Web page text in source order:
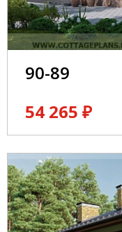
90-89
54 265 ₽